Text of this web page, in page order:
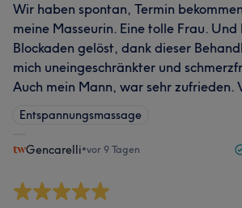
Wir haben spontan, Termin
meine Masseurin. Eine tolle Frau.
Blockaden gelöst, dank dieser
mich uneingeschränkter und
Auch mein Mann, war sehr zufrieden.
Entspannungsmassage
Gencarelli•vor 9 Tagen